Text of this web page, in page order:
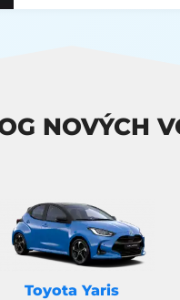
NOVÝCH
Toyota Yaris